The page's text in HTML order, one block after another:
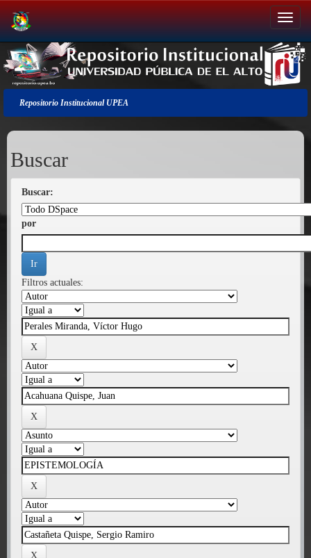
Salir
de
la
navegación
Repositorio Institucional UPEA
Buscar
Buscar:
por
Filtros actuales: